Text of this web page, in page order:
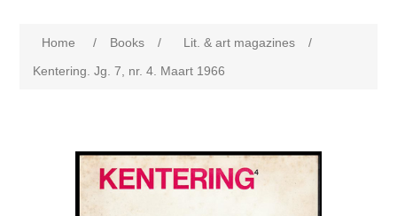
Home / Books / Lit. & art magazines
/
Kentering. Jg. 7, nr. 4. Maart 1966